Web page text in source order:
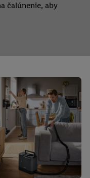
čalúnenie, aby